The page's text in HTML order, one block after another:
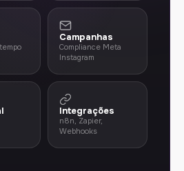
Campanhas
Compliance Meta
Instagram
Integrações
n8n, Zapier,
Webhooks